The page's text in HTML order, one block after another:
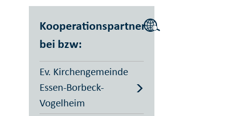
Kooperationspartner
bei bzw:
Ev. Kirchengemeinde
Essen-Borbeck-
Vogelheim